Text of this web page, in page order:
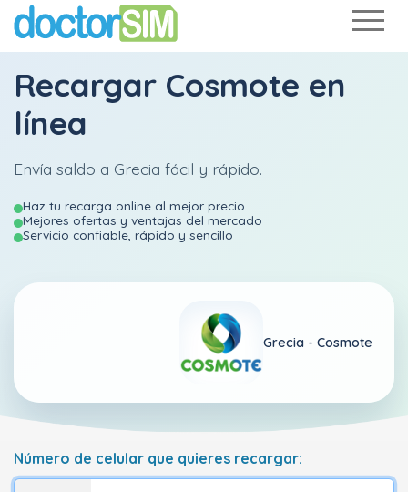
Recargar Cosmote en
línea
Envía saldo a Grecia fácil y rápido.
Haz tu recarga online al mejor precio
Mejores ofertas y ventajas del mercado
Servicio confiable, rápido y sencillo
Grecia - Cosmote
Número de celular que quieres recargar: